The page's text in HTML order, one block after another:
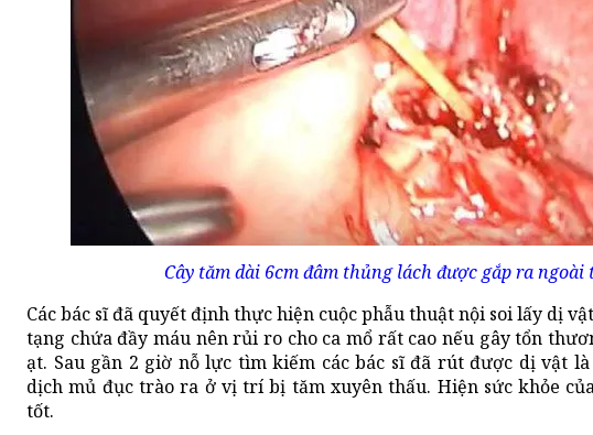
Cây tăm dài 6cm đâm thủng lách được gắp ra ngoài
Các bác sĩ đã quyết định thực hiện cuộc phẫu thuật nội soi lấy dị
tạng chứa đầy máu nên rủi ro cho ca mổ rất cao nếu gây tổn
ạt. Sau gần 2 giờ nỗ lực tìm kiếm các bác sĩ đã rút được dị vật
dịch mủ đục trào ra ở vị trí bị tăm xuyên thấu. Hiện sức khỏe
tốt.